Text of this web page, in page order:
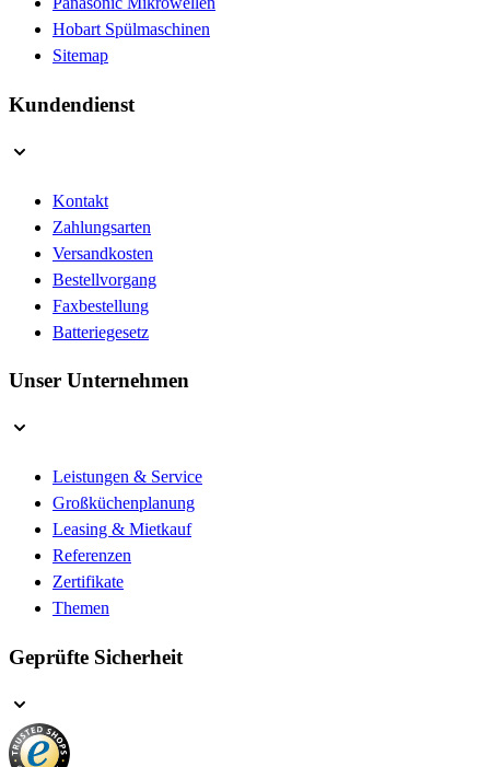
Hobart Spülmaschinen
Sitemap
Kundendienst
Kontakt
Zahlungsarten
Versandkosten
Bestellvorgang
Faxbestellung
Batteriegesetz
Unser Unternehmen
Leistungen & Service
Großküchenplanung
Leasing & Mietkauf
Referenzen
Zertifikate
Themen
Geprüfte Sicherheit